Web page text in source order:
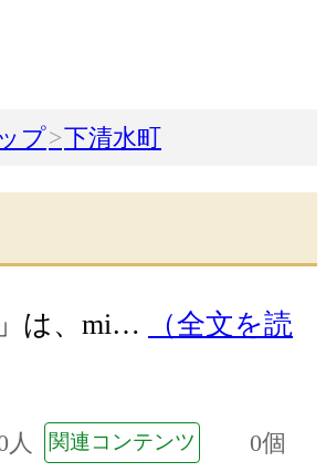
プ 下清水町
は、mi…
（全文を読
人 関連コンテンツ 0個